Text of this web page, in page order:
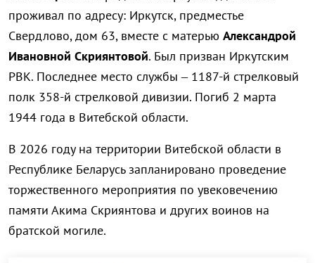
проживал по адресу: Иркутск, предместье
Свердлово, дом 63, вместе с матерью Александрой
Ивановной Скриянтовой. Был призван Иркутским
РВК. Последнее место службы – 1187-й стрелковый
полк 358-й стрелковой дивизии. Погиб 2 марта
1944 года в Витебской области.
В 2026 году на территории Витебской области в
Республике Беларусь запланировано проведение
торжественного мероприятия по увековечению
памяти Акима Скриянтова и других воинов на
братской могиле.